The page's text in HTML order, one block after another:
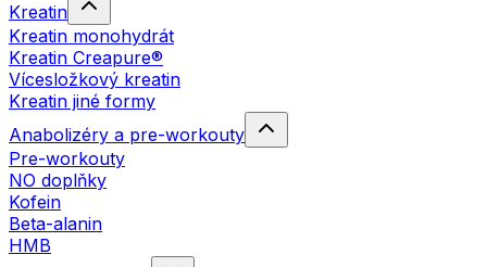
Kreatin
Kreatin monohydrát
Kreatin Creapure®
Vícesložkový kreatin
Kreatin jiné formy
Anabolizéry a pre-workouty
Pre-workouty
NO doplňky
Kofein
Beta-alanin
HMB